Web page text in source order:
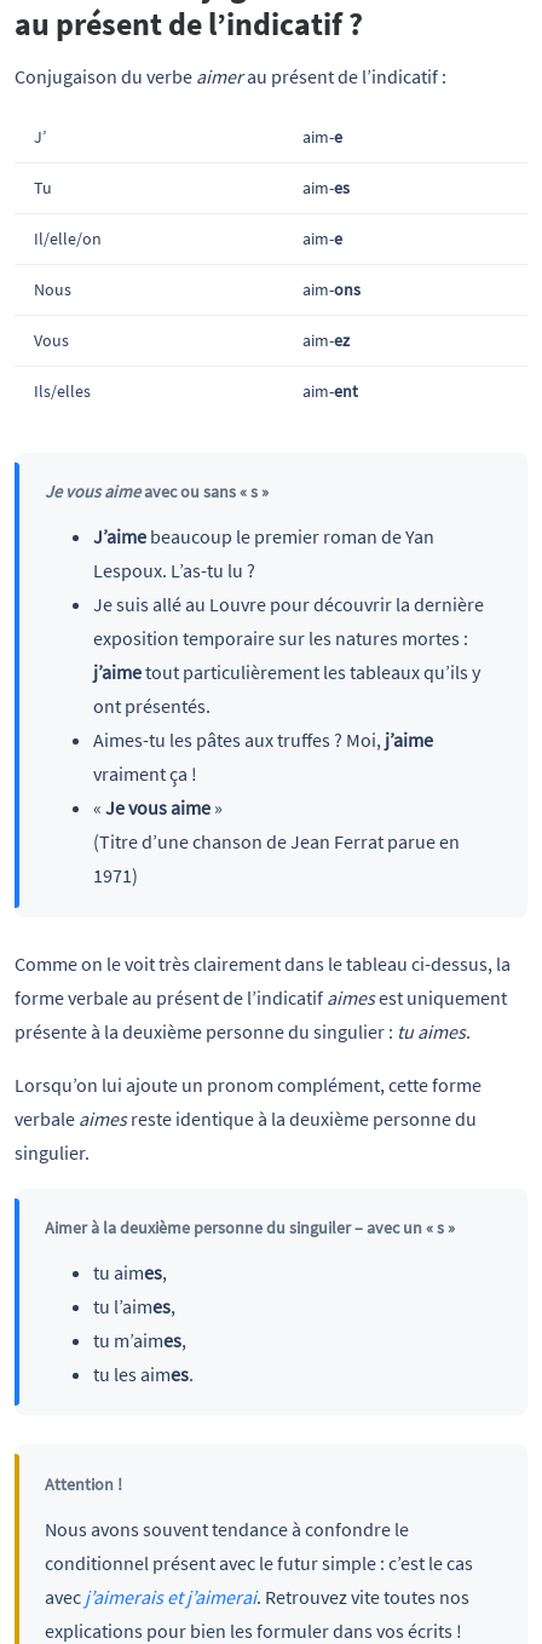
au présent de l’indicatif ?
Conjugaison du verbe aimerau présent de l’indicatif :
J’ aim-e
Tu aim-es
Il/elle/on aim-e
Nous aim-ons
Vous aim-ez
Ils/elles aim-ent
Je vous aimeavec ou sans « s »
J’aimebeaucoup le premier roman de Yan
Lespoux. L’as-tu lu ?
Je suis allé au Louvre pour découvrir la dernière
exposition temporaire sur les natures mortes :
j’aimetout particulièrement les tableaux qu’ils y
ont présentés.
Aimes-tu les pâtes aux truffes ? Moi, j’aime
vraiment ça !
« Je vous aime»
(Titre d’une chanson de Jean Ferrat parue en
1971)
Comme on le voit très clairement dans le tableau ci-dessus, la
forme verbale au présent de l’indicatif aimesest uniquement
présente à la deuxième personne du singulier : tu aimes.
Lorsqu’on lui ajoute un pronom complément, cette forme
verbale aimesreste identique à la deuxième personne du
singulier.
Aimer à la deuxième personne du singuiler – avec un « s »
tu aimes,
tu l’aimes,
tu m’aimes,
tu les aimes.
Attention !
Nous avons souvent tendance à confondre le
conditionnel présent avec le futur simple : c’est le cas
avec j’aimerais et j’aimerai. Retrouvez vite toutes nos
explications pour bien les formuler dans vos écrits !